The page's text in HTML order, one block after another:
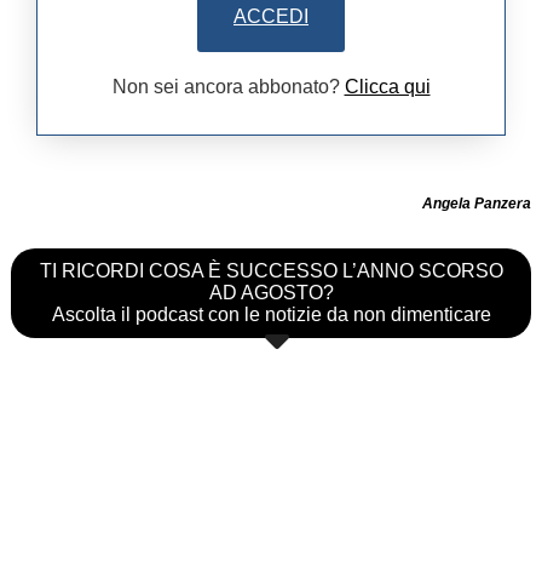
ACCEDI
Non sei ancora abbonato? Clicca qui
Angela Panzera
TI RICORDI COSA È SUCCESSO L’ANNO SCORSO
AD AGOSTO?
Ascolta il podcast con le notizie da non dimenticare